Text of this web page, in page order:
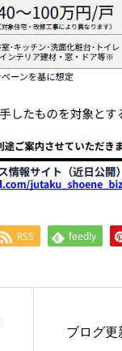
RSS feedly
ブログ更